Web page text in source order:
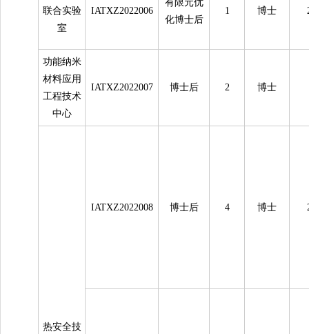
联合实验
室
IATXZ2022006
有限元优
化博士后
1 博士
功能纳米
材料应用
工程技术
中心
IATXZ2022007 博士后 2 博士
热安全技
IATXZ2022008 博士后 4 博士